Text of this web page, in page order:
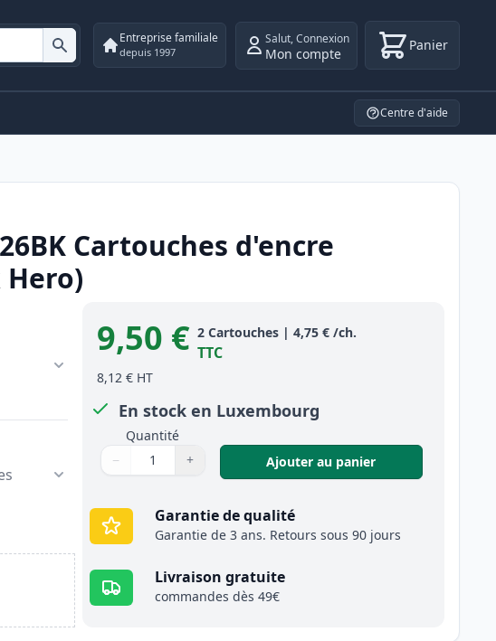
Entreprise familiale
depuis 1997
Salut,Connexion
Mon compte Panier
Centre d'aide
Cartouches d'encre
Product information
9,50 € 2 Cartouches| 4,75 € /ch.
TTC
8,12 € HT
En stock en Luxembourg
Quantité
Quantité
Utilisez les boutons pour ajuster
− +
Quantité: Ajouter au panier,
Garantie de qualité
Garantie de 3 ans. Retours sous 90 jours
Livraison gratuite
commandes dès 49€